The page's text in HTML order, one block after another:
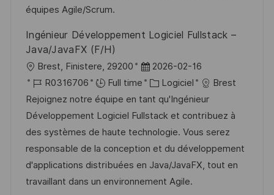
a
i
i
h
n
e
p
o
e
équipes Agile/Scrum.
Ingénieur Développement Logiciel Fullstack –
Java/JavaFX (F/H)
o
c
a
l
i
s
a
Brest, Finistere, 29200
D
a
t
e
d
’
a
f
2026-02-16
R
é
f
é
r
e
n
R0316706 Full time
C
a
t
é
g
o
r
Logiciel
Brest
Rejoignez notre équipe en tant qu'Ingénieur
Développement Logiciel Fullstack et contribuez à
des systèmes de haute technologie. Vous serez
responsable de la conception et du développement
d'applications distribuées en Java/JavaFX, tout en
travaillant dans un environnement Agile.